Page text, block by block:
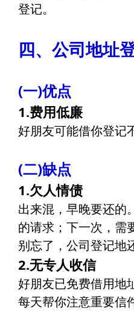
登记。
四、公司地址
(一)优点
1.费用低廉
好朋友可能借你登记
(二)缺点
1.欠人情债
出来混，早晚要还的
的请求；下一次，需
别忘了，公司登记地
2.无专人收信
好朋友已免费借用地
每天帮你注意重要信